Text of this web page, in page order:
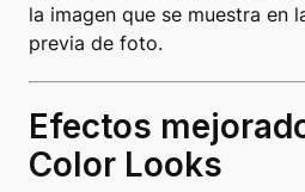
la imagen que se muestra en
previa de foto.
Efectos
Color Looks